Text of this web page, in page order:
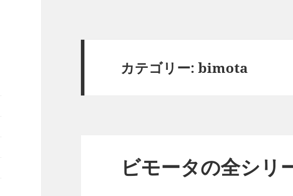
カテゴリー:bimota
ビモータの全シリ